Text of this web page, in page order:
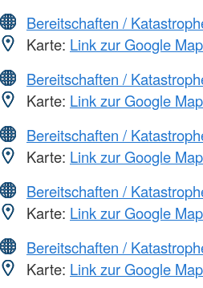
Bereitschaften /
Karte: Link zur Google
Bereitschaften /
Karte: Link zur Google
Bereitschaften /
Karte: Link zur Google
Bereitschaften /
Karte: Link zur Google
Bereitschaften /
Karte: Link zur Google